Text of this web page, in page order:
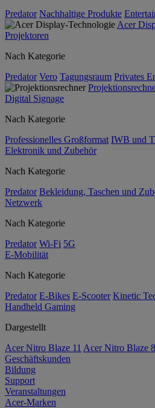
Predator Nachhaltige Produkte
Acer
Projektoren
Nach Kategorie
Predator Vero Tagungsraum Privates
Digital Signage
Nach Kategorie
Professionelles Großformat IWB und
Elektronik und Zubehör
Nach Kategorie
Predator Bekleidung, Taschen und
Netzwerk
Nach Kategorie
Predator Wi-Fi 5G
E-Mobilität
Nach Kategorie
Predator E-Bikes E-Scooter Kinetic
Handheld Gaming
Dargestellt
Acer Nitro Blaze 11 Acer Nitro Blaze 8
Geschäftskunden
Bildung
Support
Veranstaltungen
Acer-Marken